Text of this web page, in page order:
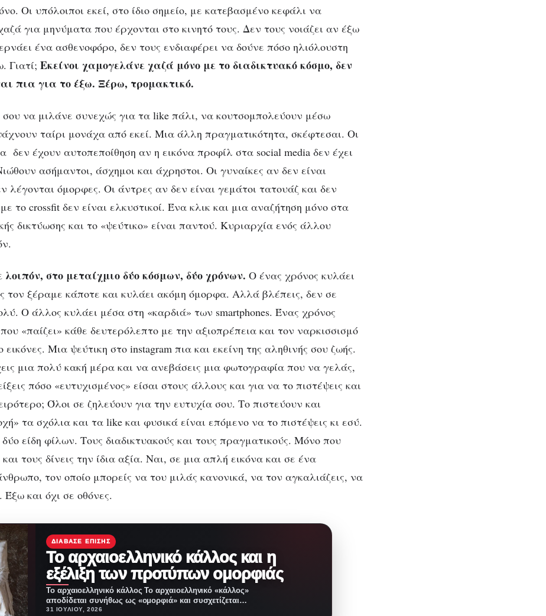
Οι υπόλοιποι εκεί, στο ίδιο σημείο, με κατεβασμένο κεφάλι να
για μηνύματα που έρχονται στο κινητό τους. Δεν τους νοιάζει αν έξω
ένα ασθενοφόρο, δεν τους ενδιαφέρει να δούνε πόσο ηλιόλουστη
Γιατί; Εκείνοι χαμογελάνε χαζά μόνο με το διαδικτυακό κόσμο, δεν
πια για το έξω. Ξέρω, τρομακτικό.
σου να μιλάνε συνεχώς για τα like πάλι, να κουτσομπολεύουν μέσω
ταίρι μονάχα από εκεί. Μια άλλη πραγματικότητα, σκέφτεσαι. Οι
δεν έχουν αυτοπεποίθηση αν η εικόνα προφίλ στα social media δεν έχει
ασήμαντοι, άσχημοι και άχρηστοι. Οι γυναίκες αν δεν είναι
λέγονται όμορφες. Οι άντρες αν δεν είναι γεμάτοι τατουάζ και δεν
το crossfit δεν είναι ελκυστικοί. Ένα κλικ και μια αναζήτηση μόνο στα
δικτύωσης και το «ψεύτικο» είναι παντού. Κυριαρχία ενός άλλου
στο μεταίχμιο δύο κόσμων, δύο χρόνων. Ο ένας χρόνος κυλάει
τον ξέραμε κάποτε και κυλάει ακόμη όμορφα. Αλλά βλέπεις, δεν σε
Ο άλλος κυλάει μέσα στη «καρδιά» των smartphones. Ένας χρόνος
«παίζει» κάθε δευτερόλεπτο με την αξιοπρέπεια και τον ναρκισσισμό
εικόνες. Μια ψεύτικη στο instagram πια και εκείνη της αληθινής σου ζωής.
μια πολύ κακή μέρα και να ανεβάσεις μια φωτογραφία που να γελάς,
πόσο «ευτυχισμένος» είσαι στους άλλους και για να το πιστέψεις και
Όλοι σε ζηλεύουν για την ευτυχία σου. Το πιστεύουν και
τα σχόλια και τα like και φυσικά είναι επόμενο να το πιστέψεις κι εσύ.
δύο είδη φίλων. Τους διαδικτυακούς και τους πραγματικούς. Μόνο που
και τους δίνεις την ίδια αξία. Ναι, σε μια απλή εικόνα και σε ένα
τον οποίο μπορείς να του μιλάς κανονικά, να τον αγκαλιάζεις, να
και όχι σε οθόνες.
ΔΙΆΒΑΣΕ ΕΠΊΣΗΣ
Το αρχαιοελληνικό κάλλος και η
εξέλιξη των προτύπων ομορφιάς
Το αρχαιοελληνικό κάλλος Το αρχαιοελληνικό «κάλλος»
αποδίδεται συνήθως ως «ομορφιά» και συσχετίζεται
τόσο με το γυναικείο…
31 ΙΟΥΛΊΟΥ, 2026